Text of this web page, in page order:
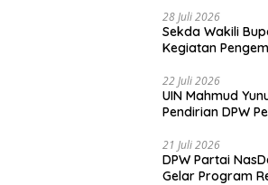
28 Juli 2026
Sekda Wakili
Kegiatan
22 Juli 2026
UIN Mahmud
Pendirian DPW
21 Juli 2026
DPW Partai
Gelar Program